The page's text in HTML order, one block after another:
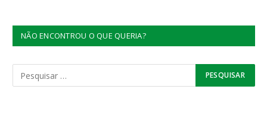
NÃO ENCONTROU O QUE QUERIA?